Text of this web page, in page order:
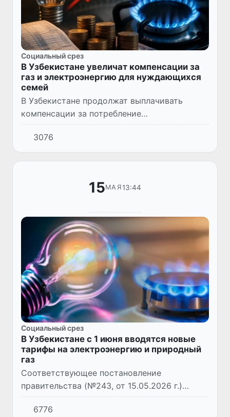
Социальный срез
В Узбекистане увеличат компенсации за
газ и электроэнергию для нуждающихся
семей
В Узбекистане продолжат выплачивать
компенсации за потребление
электроэнергии и природного газа
нуждающимся семьям. Соответствующие
меры реализуются в рамках решений,
принятых по и...
3076
15МАЯ13:44
Социальный срез
В Узбекистане с 1 июня вводятся новые
тарифы на электроэнергию и природный
газ
Соответствующее постановление
правительства (№243, от 15.05.2026 г.)
утвердило новые тарифы на электроэнергию
и природный газ с 1 июня 2026 года.
6776